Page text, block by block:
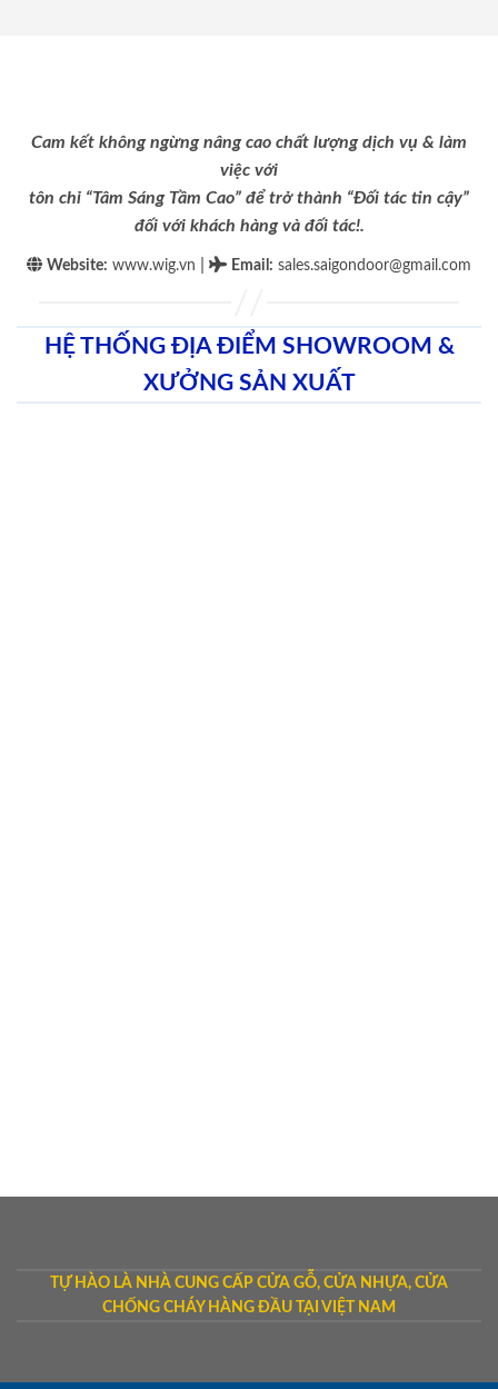
Cam kết không ngừng nâng cao chất lượng dịch vụ & làm
việc với
tôn chỉ “Tâm Sáng Tầm Cao” để trở thành “Đối tác tin cậy”
đối với khách hàng và đối tác!.
Website: www.wig.vn Email : sales.saigondoor@gmail.com
HỆ THỐNG ĐỊA ĐIỂM SHOWROOM &
XƯỞNG SẢN XUẤT
TỰ HÀO LÀ NHÀ CUNG CẤP CỬA GỖ, CỬA NHỰA, CỬA
CHỐNG CHÁY HÀNG ĐẦU TẠI VIỆT NAM